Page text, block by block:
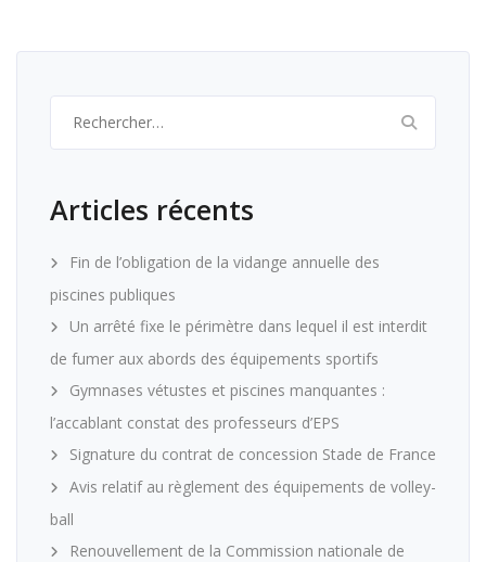
Articles récents
Fin de l’obligation de la vidange annuelle des
piscines publiques
Un arrêté fixe le périmètre dans lequel il est interdit
de fumer aux abords des équipements sportifs
Gymnases vétustes et piscines manquantes :
l’accablant constat des professeurs d’EPS
Signature du contrat de concession Stade de France
Avis relatif au règlement des équipements de volley-
ball
Renouvellement de la Commission nationale de